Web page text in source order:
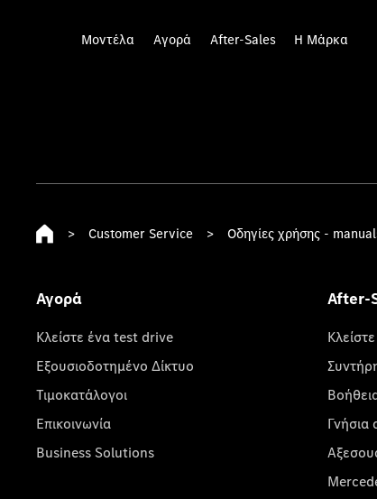
Μοντέλα Αγορά After-Sales Η Μάρκα
> Customer Service > Οδηγίες χρήσης -
Αγορά
Κλείστε ένα test drive
Εξουσιοδοτημένο Δίκτυο
Τιμοκατάλογοι
Επικοινωνία
Business Solutions
After-
Γνήσια